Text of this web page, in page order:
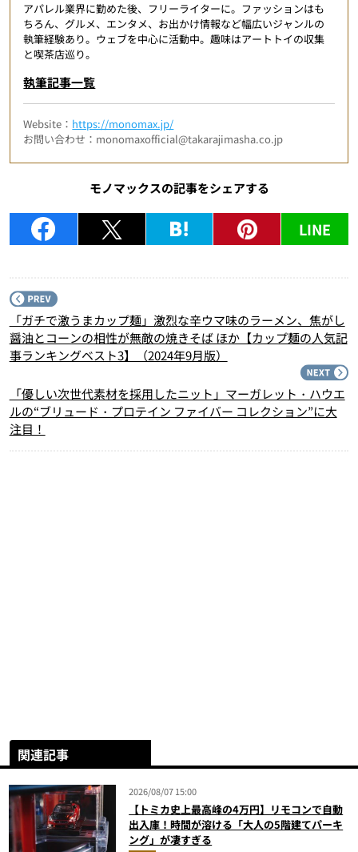
アパレル業界に勤めた後、フリーライターに。ファッションはも
ちろん、グルメ、エンタメ、お出かけ情報など幅広いジャンルの
執筆経験あり。ウェブを中心に活動中。趣味はアートトイの収集
と喫茶店巡り。
執筆記事一覧
Website： https://monomax.jp/
お問い合わせ：monomaxofficial@takarajimasha.co.jp
モノマックスの記事をシェアする
LINE
「ガチで激うまカップ麺」激烈な辛ウマ味のラーメン、焦がし
醤油とコーンの相性が無敵の焼きそば ほか【カップ麺の人気記
事ランキングベスト3】（2024年9月版）
「優しい次世代素材を採用したニット」マーガレット・ハウエ
ルの“ブリュード・プロテイン ファイバー コレクション”に大
注目！
関連記事
2026/08/07 15:00
【トミカ史上最高峰の4万円】リモコンで自動
出入庫！時間が溶ける「大人の5階建てパーキ
ング」が凄すぎる